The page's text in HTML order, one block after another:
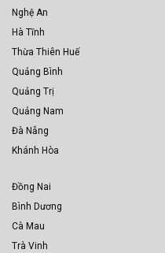
Nghệ An
Hà Tĩnh
Thừa Thiên Huế
Quảng Bình
Quảng Trị
Quảng Nam
Đà Nẵng
Khánh Hòa
Đồng Nai
Bình Dương
Cà Mau
Trà Vinh